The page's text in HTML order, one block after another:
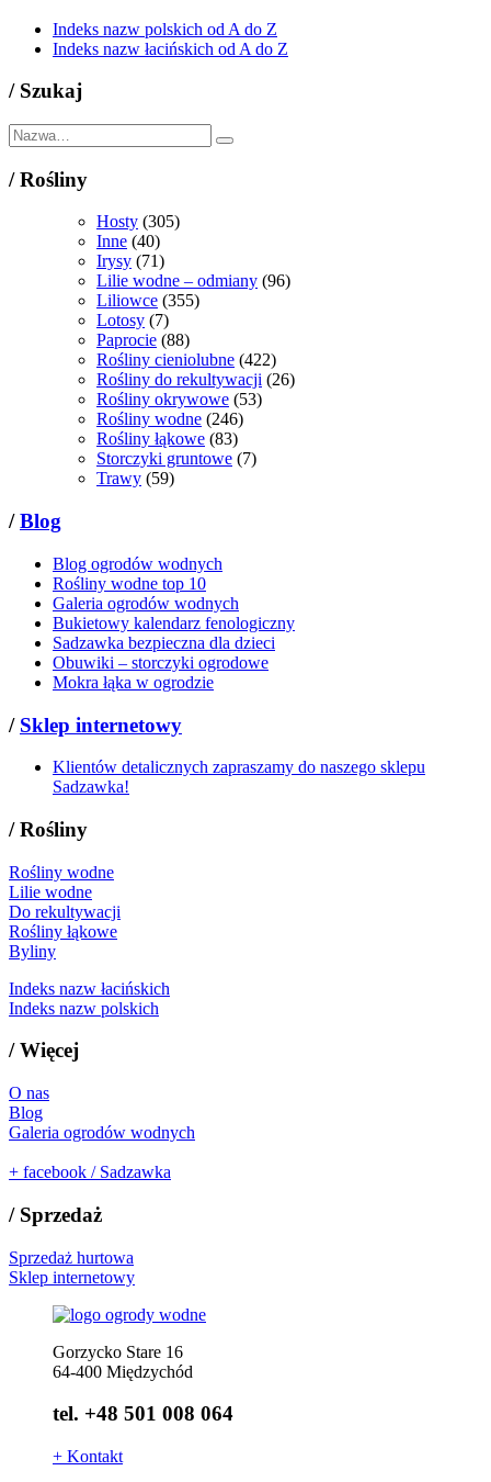
Indeks nazw polskich od A do Z
Indeks nazw łacińskich od A do Z
/ Szukaj
/Rośliny
Hosty (305)
Inne (40)
Irysy (71)
Lilie wodne – odmiany (96)
Liliowce (355)
Lotosy (7)
Paprocie (88)
Rośliny cieniolubne (422)
Rośliny do rekultywacji (26)
Rośliny okrywowe (53)
Rośliny wodne (246)
Rośliny łąkowe (83)
Storczyki gruntowe (7)
Trawy (59)
/Blog
Blog ogrodów wodnych
Rośliny wodne top 10
Galeria ogrodów wodnych
Bukietowy kalendarz fenologiczny
Sadzawka bezpieczna dla dzieci
Obuwiki – storczyki ogrodowe
Mokra łąka w ogrodzie
/ Sklep internetowy
Klientów detalicznych zapraszamy do naszego sklepu
Sadzawka!
/Rośliny
Rośliny wodne
Lilie wodne
Do rekultywacji
Rośliny łąkowe
Byliny
Indeks nazw łacińskich
Indeks nazw polskich
/Więcej
O nas
Blog
Galeria ogrodów wodnych
+ facebook / Sadzawka
/ Sprzedaż
Sprzedaż hurtowa
Sklep internetowy
Gorzycko Stare 16
64-400 Międzychód
tel. +48 501 008 064
+ Kontakt